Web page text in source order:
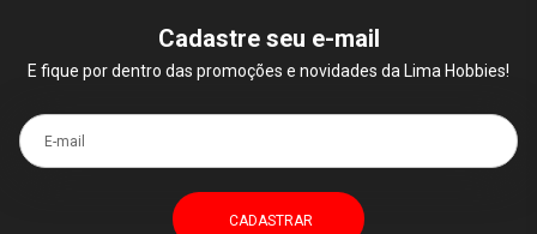
Cadastre seu e-mail
E fique por dentro das promoções e novidades da Lima Hobbies!
E-mail